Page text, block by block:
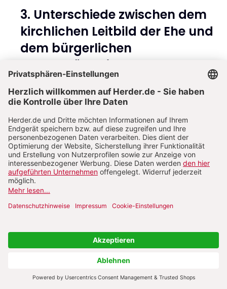
3. Unterschiede zwischen dem
kirchlichen Leitbild der Ehe und
dem bürgerlichen
Eheverständnis
Wie verhält sich dieses Bild der Ehe zu derjenigen
Lebensform, die in unserer Gesellschaft heute mit
dem gleichen Wort bezeichnet wird? Zweifellos
sind diese beiden Größen nicht deckungsgleich,
doch gibt es noch immer erhebliche
Übereinstimmungen. Der weiteste Abstand besteht
im Blick auf die Öffnung der Ehe zum Kind.
Während diese nach kirchlichem Verständnis zu
eine solche durch den dauerhaften willentlichen
Ausschluss von Kindern überhaupt nicht zustande
kommt, bleibt die Entscheidung für oder gegen
Kinder im gesellschaftlichen Bewusstsein dem